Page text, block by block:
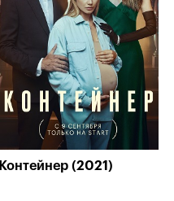
Контейнер (2021)